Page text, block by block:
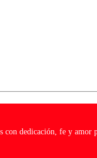
con dedicación, fe y